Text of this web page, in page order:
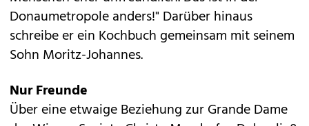
Donaumetropole anders!" Darüber hinaus
schreibe er ein Kochbuch gemeinsam mit seinem
Sohn Moritz-Johannes.
Nur Freunde
Über eine etwaige Beziehung zur Grande Dame